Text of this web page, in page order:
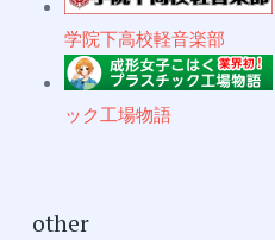
学院下高校軽音楽部
ック工場物語
other